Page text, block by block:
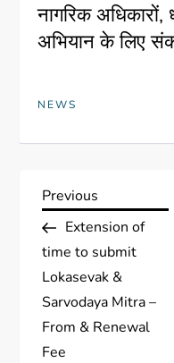
नागरिक अधिकारों,
अभियान के लिए
NEWS
Previous
Extension of
time to submit
Lokasevak &
Sarvodaya Mitra –
From & Renewal
Fee